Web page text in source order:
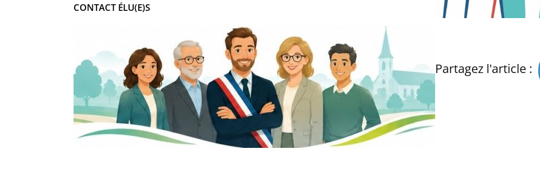
CONTACT ÉLU(E)S
Partagez l'article :